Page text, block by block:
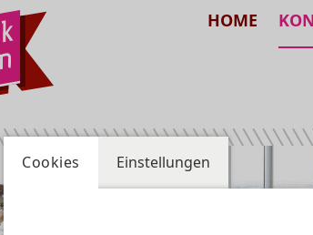
HOME
Cookies Einstellungen